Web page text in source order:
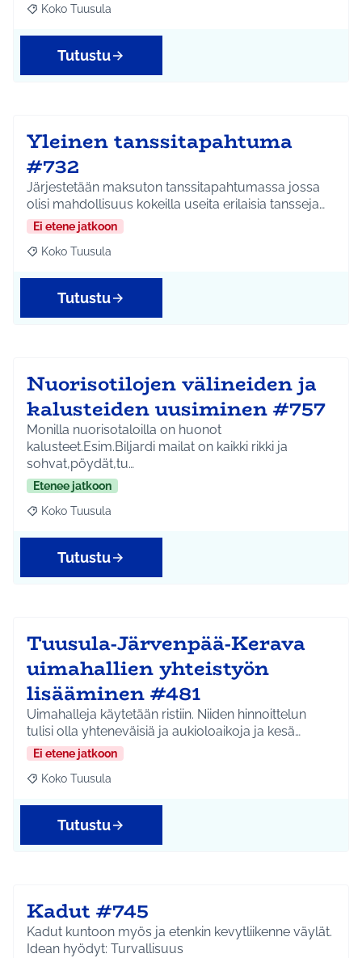
Rajaa tulokset aihepiirin mukaan: Koko Tuusula
Koko Tuusula
Tutustu
Yleinen tanssitapahtuma
#732
Järjestetään maksuton tanssitapahtumassa jossa
olisi mahdollisuus kokeilla useita erilaisia tansseja…
Ei etene jatkoon
Rajaa tulokset aihepiirin mukaan: Koko Tuusula
Koko Tuusula
Tutustu
Nuorisotilojen välineiden ja
kalusteiden uusiminen #757
Monilla nuorisotaloilla on huonot
kalusteet.Esim.Biljardi mailat on kaikki rikki ja
sohvat,pöydät,tu…
Etenee jatkoon
Rajaa tulokset aihepiirin mukaan: Koko Tuusula
Koko Tuusula
Tutustu
Tuusula-Järvenpää-Kerava
uimahallien yhteistyön
lisääminen #481
Uimahalleja käytetään ristiin. Niiden hinnoittelun
tulisi olla yhteneväisiä ja aukioloaikoja ja kesä…
Ei etene jatkoon
Rajaa tulokset aihepiirin mukaan: Koko Tuusula
Koko Tuusula
Tutustu
Kadut #745
Kadut kuntoon myös ja etenkin kevytliikenne väylät.
Idean hyödyt: Turvallisuus